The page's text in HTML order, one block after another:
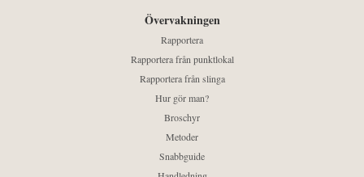
Övervakningen
Rapportera
Rapportera från punktlokal
Rapportera från slinga
Hur gör man?
Broschyr
Metoder
Snabbguide